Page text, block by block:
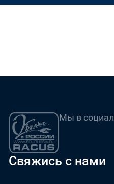
Мы в
Свяжись с нами